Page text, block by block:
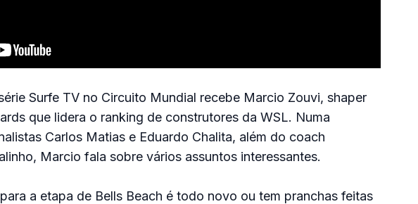
Surfe TV no Circuito Mundial recebe Marcio Zouvi, shaper
que lidera o ranking de construtores da WSL. Numa
Carlos Matias e Eduardo Chalita, além do coach
Marcio fala sobre vários assuntos interessantes.
a etapa de Bells Beach é todo novo ou tem pranchas feitas